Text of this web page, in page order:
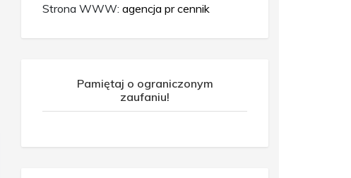
Strona WWW: agencja pr cennik
Pamiętaj o ograniczonym
zaufaniu!